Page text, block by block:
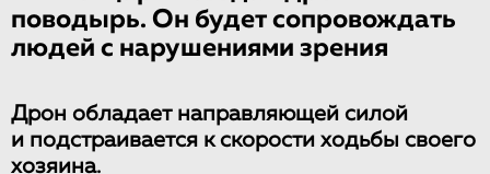
поводырь. Он будет сопровождать
людей с нарушениями зрения
Дрон обладает направляющей силой
и подстраивается к скорости ходьбы своего
хозяина.